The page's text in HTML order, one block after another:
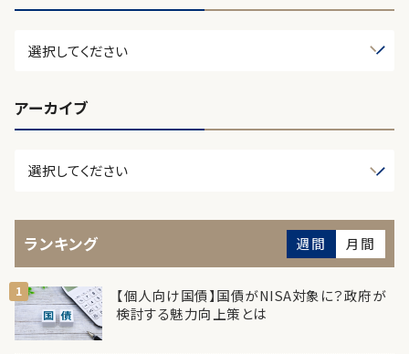
アーカイブ
ランキング 週間 月間
【個人向け国債】国債がNISA対象に？政府が
検討する魅力向上策とは